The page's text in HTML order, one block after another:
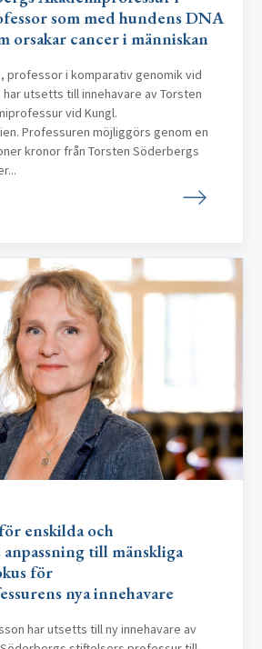
som med hundens DNA
orsakar cancer i människan
professor i komparativ genomik vid
utsetts till innehavare av Torsten
vid Kungl.
Professuren möjliggörs genom en
kronor från Torsten Söderbergs
enskilda och
till mänskliga
för
nya innehavare
har utsetts till ny innehavare av